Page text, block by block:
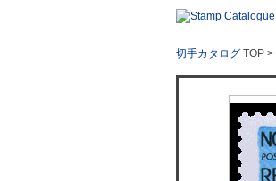
切手カタログ TOP >